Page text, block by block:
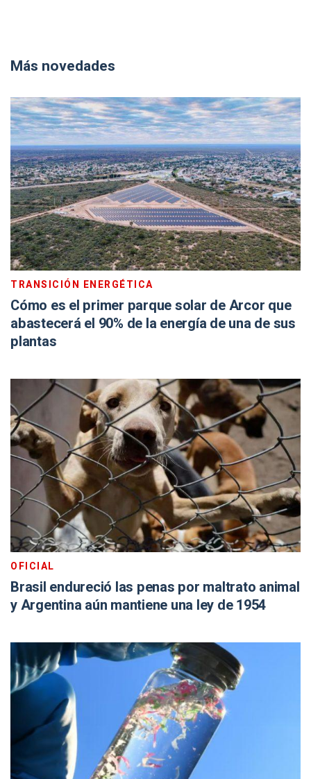
Más novedades
TRANSICIÓN ENERGÉTICA
Cómo es el primer parque solar de Arcor que
abastecerá el 90% de la energía de una de sus
plantas
OFICIAL
Brasil endureció las penas por maltrato animal
y Argentina aún mantiene una ley de 1954